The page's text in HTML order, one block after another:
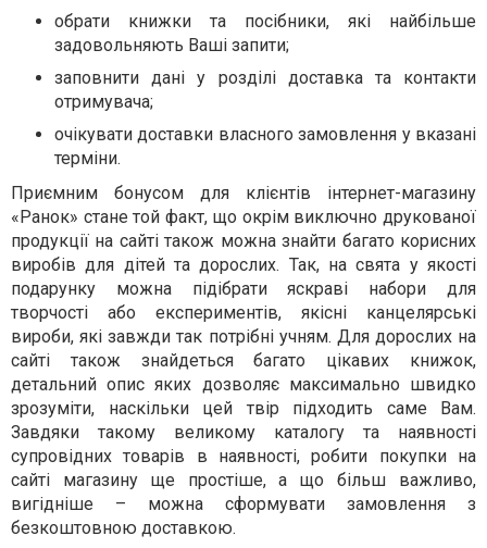
обрати книжки та посібники, які найбільше
задовольняють Ваші запити;
заповнити дані у розділі доставка та контакти
отримувача;
очікувати доставки власного замовлення у вказані
терміни.
Приємним бонусом для клієнтів інтернет-магазину
«Ранок» стане той факт, що окрім виключно друкованої
продукції на сайті також можна знайти багато корисних
виробів для дітей та дорослих. Так, на свята у якості
подарунку можна підібрати яскраві набори для
творчості або експериментів, якісні канцелярські
вироби, які завжди так потрібні учням. Для дорослих на
сайті також знайдеться багато цікавих книжок,
детальний опис яких дозволяє максимально швидко
зрозуміти, наскільки цей твір підходить саме Вам.
Завдяки такому великому каталогу та наявності
супровідних товарів в наявності, робити покупки на
сайті магазину ще простіше, а що більш важливо,
вигідніше – можна сформувати замовлення з
безкоштовною доставкою.